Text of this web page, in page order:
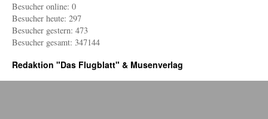
Besucher online: 0
Besucher heute: 297
Besucher gestern: 473
Besucher gesamt: 347144
Redaktion "Das Flugblatt" & Musenverlag